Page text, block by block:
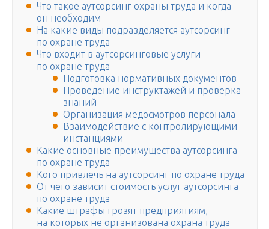
Что такое аутсорсинг охраны труда и когда
он необходим
На какие виды подразделяется аутсорсинг
по охране труда
Что входит в аутсорсинговые услуги
по охране труда
Подготовка нормативных документов
Проведение инструктажей и проверка
знаний
Организация медосмотров персонала
Взаимодействие с контролирующими
инстанциями
Какие основные преимущества аутсорсинга
по охране труда
Кого привлечь на аутсорсинг по охране труда
От чего зависит стоимость услуг аутсорсинга
по охране труда
Какие штрафы грозят предприятиям,
на которых не организована охрана труда